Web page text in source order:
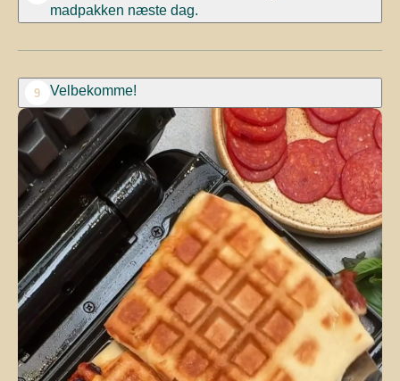
madpakken næste dag.
9 Velbekomme!